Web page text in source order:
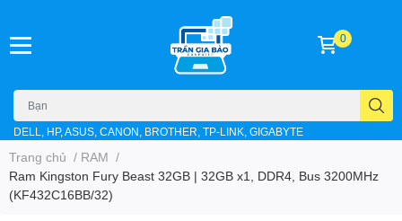
DELL, HP, ASUS, CANON, BROTHER, TP-LINK, GIGABYTE
0
Trang chủ / RAM /
Ram Kingston Fury Beast 32GB | 32GB x1, DDR4, Bus 3200MHz
(KF432C16BB/32)